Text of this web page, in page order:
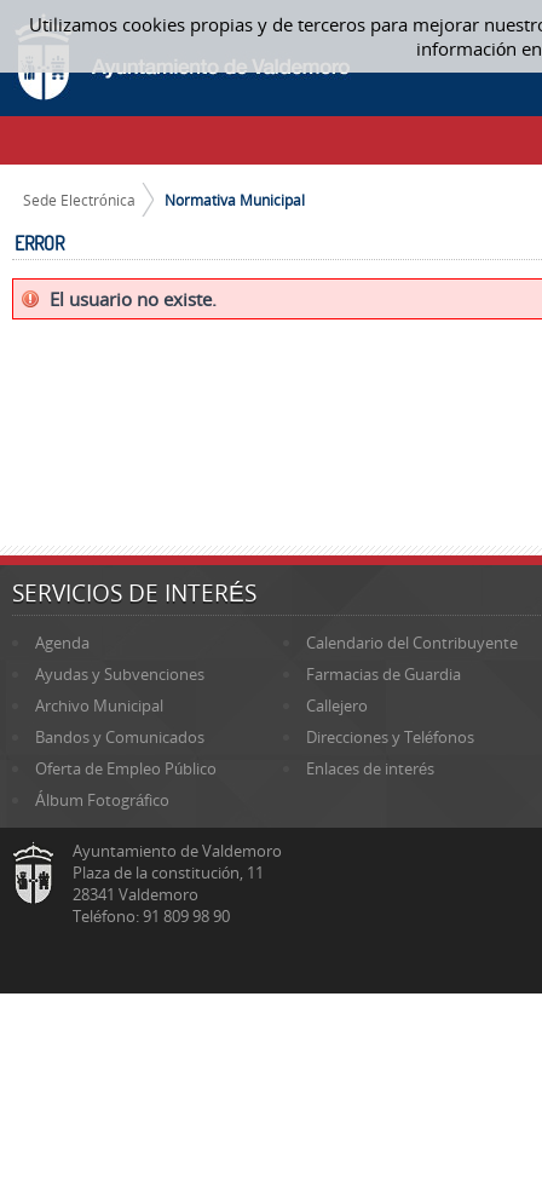
Utilizamos cookies propias y de terceros para mejorar
información
Saltar al contenido
NORMATIVA MUNICIPAL
CAMINO DE MIGAS
Sede Electrónica Normativa Municipal
ERROR
El usuario no existe.
SERVICIOS DE INTERÉS
Agenda
Calendario del Contribuyente
Ayudas y Subvenciones
Farmacias de Guardia
Archivo Municipal
Callejero
Bandos y Comunicados
Direcciones y Teléfonos
Oferta de Empleo Público
Enlaces de interés
Álbum Fotográfico
Ayuntamiento de Valdemoro
Plaza de la constitución, 11
28341 Valdemoro
Teléfono: 91 809 98 90